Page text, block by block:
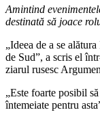
Amintind
destinată să joace
„Ideea de a se
de Sud”, a scris el
ziarul rusesc
„Este foarte posibil
întemeiate pentru